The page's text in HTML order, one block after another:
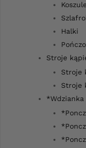
Halki
Stroje
Stroje
Stroje